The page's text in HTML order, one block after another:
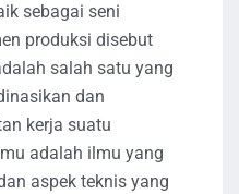
sebagai seni
produksi disebut
salah satu yang
dan
kerja suatu
adalah ilmu yang
aspek teknis yang